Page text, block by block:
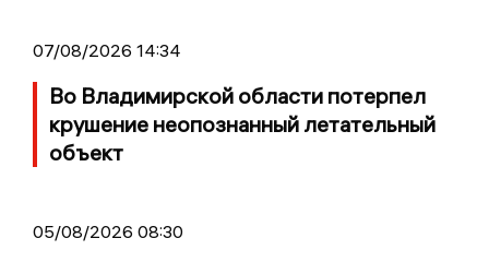
07/08/2026 14:34
Во Владимирской области потерпел
крушение неопознанный летательный
объект
05/08/2026 08:30